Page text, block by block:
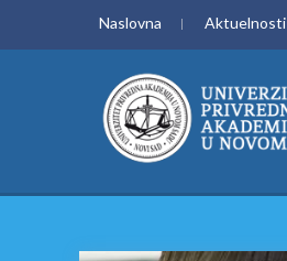
Naslovna Aktuelnosti